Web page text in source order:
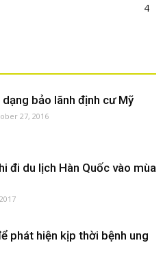
4
bảo lãnh định cư Mỹ
27, 2016
đi du lịch Hàn Quốc vào mùa
phát hiện kịp thời bệnh ung